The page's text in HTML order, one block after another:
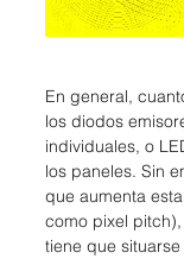
En general,
los diodos
individuales, o
los paneles. Sin
que aumenta
como pixel
tiene que